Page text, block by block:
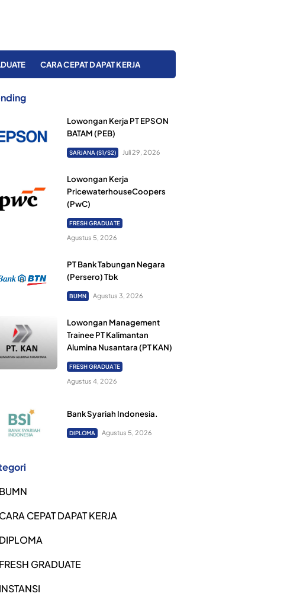
CARA CEPAT DAPAT KERJA
Lowongan Kerja PT EPSON
BATAM (PEB)
SARJANA (S1/S2) Juli 29, 2026
Lowongan Kerja
PricewaterhouseCoopers
(PwC)
FRESH GRADUATE
Agustus 5, 2026
PT Bank Tabungan Negara
(Persero) Tbk
BUMN Agustus 3, 2026
Lowongan Management
Trainee PT Kalimantan
Alumina Nusantara (PT KAN)
FRESH GRADUATE
Agustus 4, 2026
Bank Syariah Indonesia.
DIPLOMA Agustus 5, 2026
BUMN
CARA CEPAT DAPAT KERJA
DIPLOMA
FRESH GRADUATE
INSTANSI